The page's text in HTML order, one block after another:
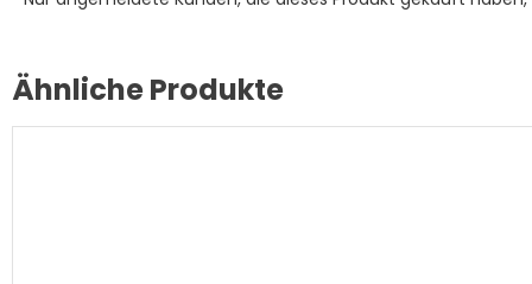
Ähnliche Produkte